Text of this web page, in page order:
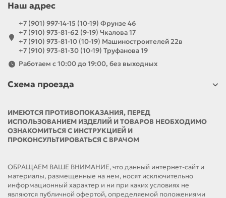
Наш адрес
+7 (901) 997-14-15 (10-19) Фрунзе 46
+7 (910) 973-81-62 (9-19) Чкалова 17
+7 (910) 973-81-10 (10-19) Машиностроителей 22в
+7 (910) 973-81-30 (10-19) Труфанова 19
Работаем с 10:00 до 19:00, без выходных
Схема проезда
ИМЕЮТСЯ ПРОТИВОПОКАЗАНИЯ, ПЕРЕД
ИСПОЛЬЗОВАНИЕМ ИЗДЕЛИЙ И ТОВАРОВ НЕОБХОДИМО
ОЗНАКОМИТЬСЯ С ИНСТРУКЦИЕЙ И
ПРОКОНСУЛЬТИРОВАТЬСЯ С ВРАЧОМ
ОБРАЩАЕМ ВАШЕ ВНИМАНИЕ, что данный интернет-сайт и
материалы, размещенные на нем, носят исключительно
информационный характер и ни при каких условиях не
являются публичной офертой, определяемой положениями